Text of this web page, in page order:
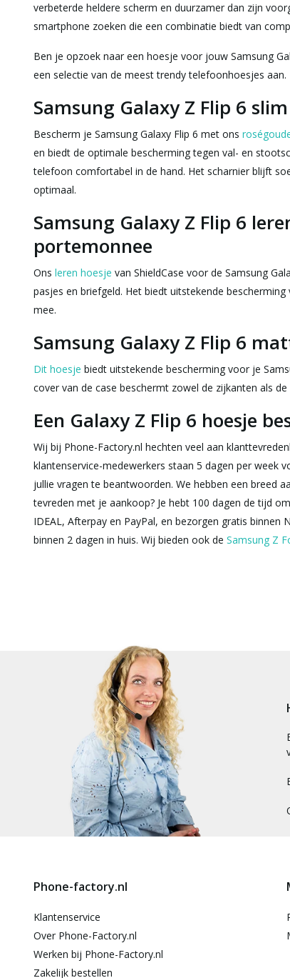
verbeterde heldere scherm en duurzamer dan zijn
smartphone zoeken die een combinatie biedt van
Ben je opzoek naar een hoesje voor jouw Samsung
een selectie van de meest trendy telefoonhoesjes aan.
Samsung Galaxy Z Flip 6
Bescherm je Samsung Galaxy Flip 6 met ons
en biedt de optimale bescherming tegen val- en
telefoon comfortabel in de hand. Het scharnier blijft
optimaal.
Samsung Galaxy Z Flip 6
portemonnee
Ons leren hoesje van ShieldCase voor de Samsung
pasjes en briefgeld. Het biedt uitstekende
mee.
Samsung Galaxy Z Flip 6
Dit hoesje biedt uitstekende bescherming voor je
cover van de case beschermt zowel de zijkanten als
Een Galaxy Z Flip 6 hoesje
Wij bij Phone-Factory.nl hechten veel aan
klantenservice-medewerkers staan 5 dagen per week
jullie vragen te beantwoorden. We hebben een breed
tevreden met je aankoop? Je hebt 100 dagen de tijd
IDEAL, Afterpay en PayPal, en bezorgen gratis
binnen 2 dagen in huis. Wij bieden ook de Samsung Z
Phone-factory.nl
Klantenservice
Over Phone-Factory.nl
Werken bij Phone-Factory.nl
Zakelijk bestellen